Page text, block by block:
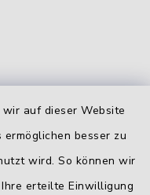
auf dieser Website
ermöglichen besser zu
wird. So können wir
erteilte Einwilligung